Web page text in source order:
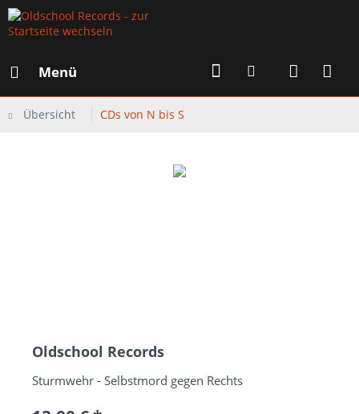
Menü
Übersicht CDs von N bis S
Oldschool Records
Sturmwehr - Selbstmord gegen Rechts